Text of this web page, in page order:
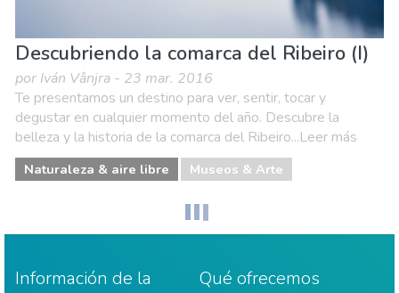
Descubriendo la comarca del Ribeiro (I)
por Iván Vânjra - 23 mar. 2016
Te presentamos un destino para ver, sentir, tocar y
degustar en cualquier momento del año. Descubre la
belleza y la historia de la comarca del Ribeiro...Leer más
Naturaleza & aire libre Museos & Arte
Información de la
Qué ofrecemos